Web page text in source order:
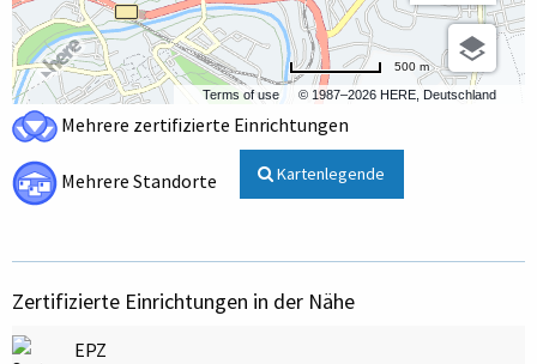
Terms of use © 1987–2026 HERE, Deutschland
500 m
Mehrere zertifizierte Einrichtungen
Mehrere Standorte Kartenlegende
Zertifizierte Einrichtungen in der Nähe
EPZ